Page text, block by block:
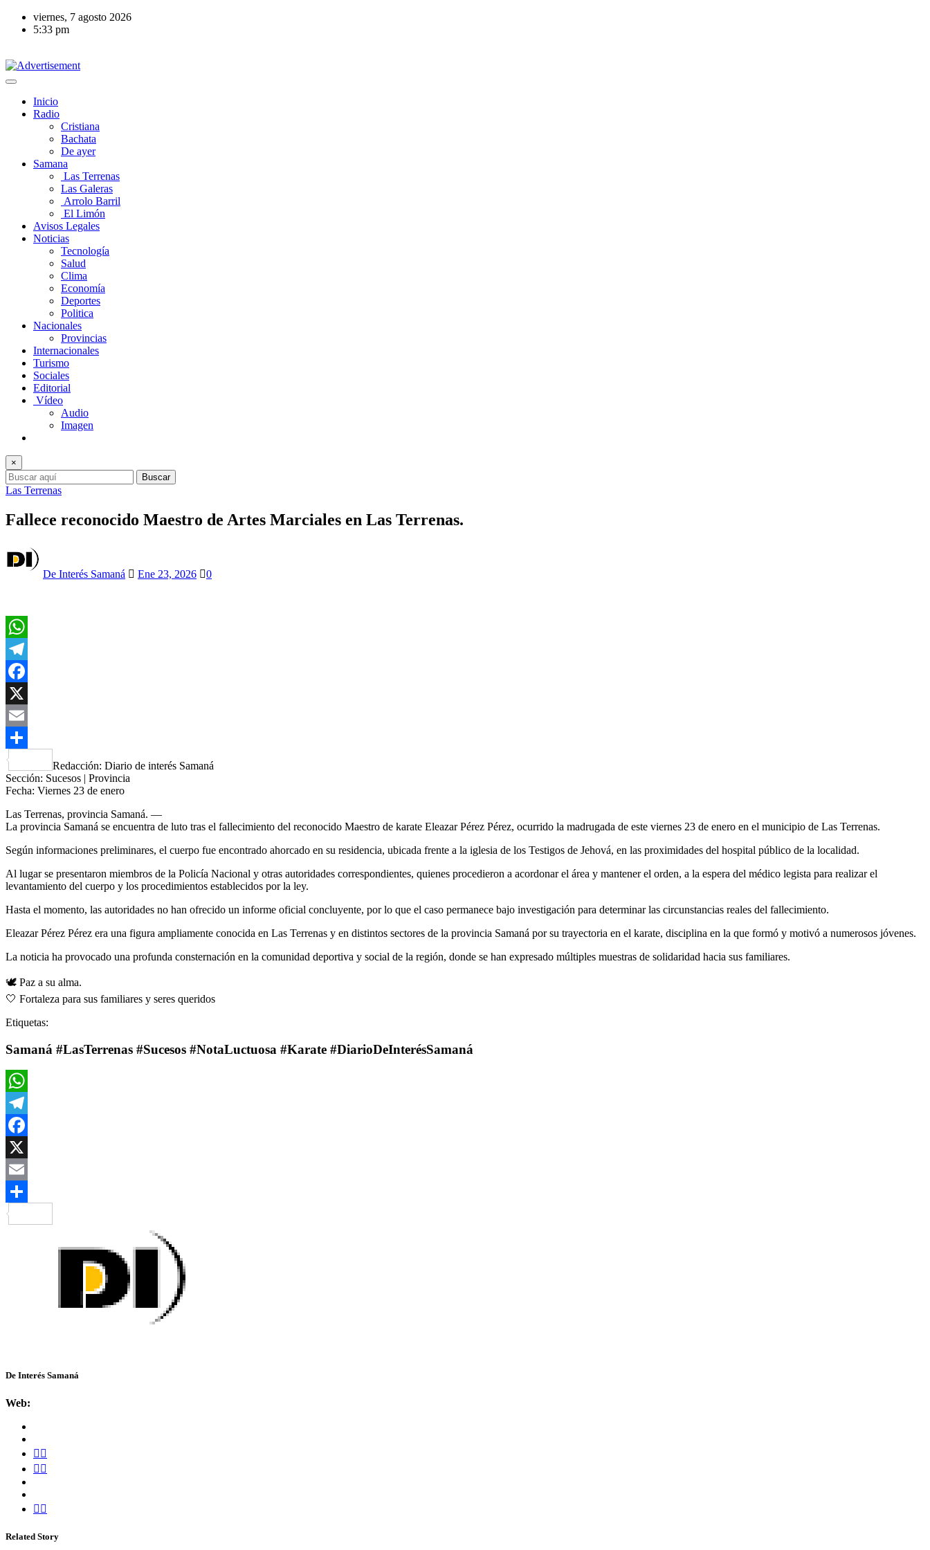
viernes, 7 agosto 2026
5:33 pm
Inicio
Radio
Cristiana
Bachata
De ayer
Samana
Las Terrenas
Las Galeras
Arrolo Barril
El Limón
Avisos Legales
Noticias
Tecnología
Salud
Clima
Economía
Deportes
Politica
Nacionales
Provincias
Internacionales
Turismo
Sociales
Editorial
Vídeo
Audio
Imagen
×
Buscar
Las Terrenas
Fallece reconocido Maestro de Artes Marciales en Las Terrenas.
De Interés Samaná Ene 23, 2026 0
WhatsApp
Telegram
Facebook
X
Email
Compartir
Redacción: Diario de interés Samaná
Sección: Sucesos | Provincia
Fecha: Viernes 23 de enero
Las Terrenas, provincia Samaná. —
La provincia Samaná se encuentra de luto tras el fallecimiento del reconocido Maestro de karate Eleazar Pérez Pérez, ocurrido la madrugada de este viernes 23 de enero en el municipio de Las Terrenas.
Según informaciones preliminares, el cuerpo fue encontrado ahorcado en su residencia, ubicada frente a la iglesia de los Testigos de Jehová, en las proximidades del hospital público de la localidad.
Al lugar se presentaron miembros de la Policía Nacional y otras autoridades correspondientes, quienes procedieron a acordonar el área y mantener el orden, a la espera del médico legista para realizar el
levantamiento del cuerpo y los procedimientos establecidos por la ley.
Hasta el momento, las autoridades no han ofrecido un informe oficial concluyente, por lo que el caso permanece bajo investigación para determinar las circunstancias reales del fallecimiento.
Eleazar Pérez Pérez era una figura ampliamente conocida en Las Terrenas y en distintos sectores de la provincia Samaná por su trayectoria en el karate, disciplina en la que formó y motivó a numerosos jóvenes.
La noticia ha provocado una profunda consternación en la comunidad deportiva y social de la región, donde se han expresado múltiples muestras de solidaridad hacia sus familiares.
🕊️ Paz a su alma.
🤍 Fortaleza para sus familiares y seres queridos
Etiquetas:
Samaná #LasTerrenas #Sucesos #NotaLuctuosa #Karate #DiarioDeInterésSamaná
WhatsApp
Telegram
Facebook
X
Email
De Interés Samaná
Web:
Related Story